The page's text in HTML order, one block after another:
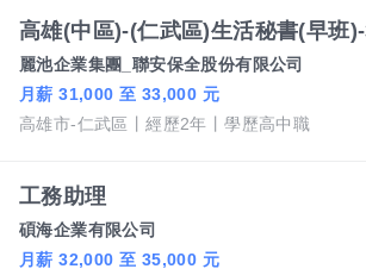
麗池企業集團_聯安保全股份有限公司
月薪 31,000 至 33,000 元
高雄市-仁武區
經歷2年 學歷高中職
工務助理
碩海企業有限公司
月薪 32,000 至 35,000 元